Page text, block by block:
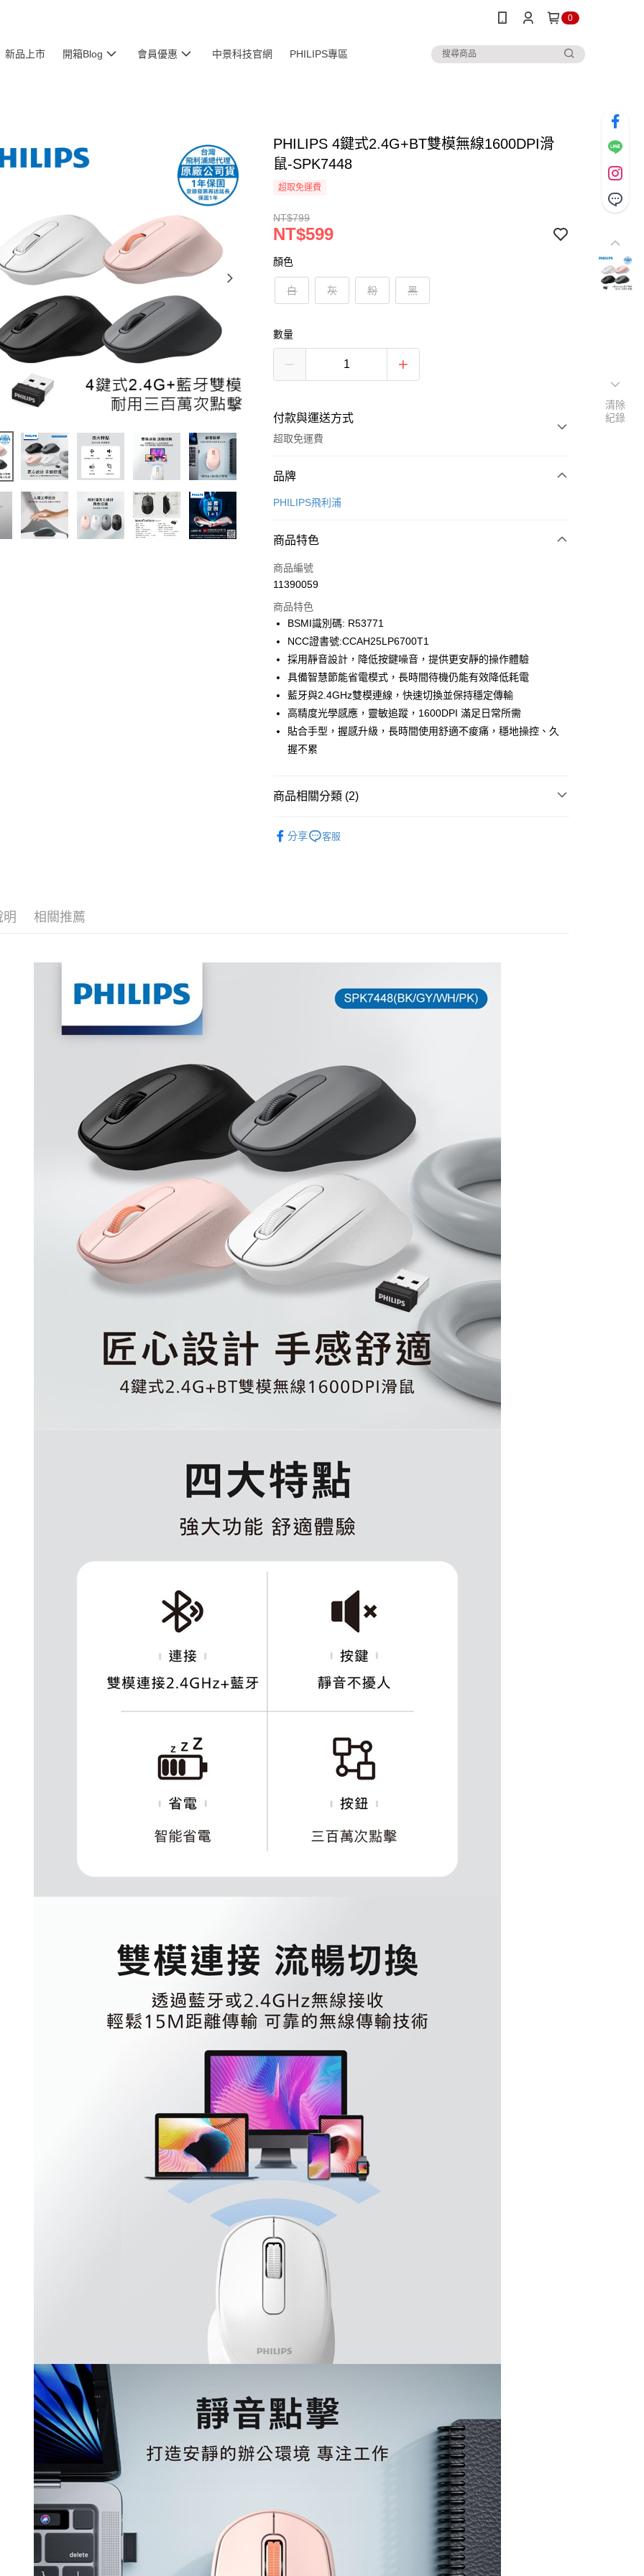
0
新品上市 開箱Blog 會員優惠 中景科技官網 PHILIPS專區
PHILIPS 4鍵式2.4G+BT雙模無線1600DPI滑
鼠-SPK7448
超取免運費
NT$799
NT$599
顏色
白 灰 粉 黑
數量
付款與運送方式
超取免運費
付款方式
信用卡一次付款
街口支付
悠遊付
ATM付款
運送方式
付款後全家取貨
免運費
付款後萊爾富取貨
付款後7-11取貨
宅配
品牌
PHILIPS飛利浦
商品特色
商品編號
11390059
商品特色
BSMI識別碼: R53771
NCC證書號:CCAH25LP6700T1
採用靜音設計，降低按鍵噪音，提供更安靜的操作體驗
具備智慧節能省電模式，長時間待機仍能有效降低耗電
藍牙與2.4GHz雙模連線，快速切換並保持穩定傳輸
高精度光學感應，靈敏追蹤，1600DPI 滿足日常所需
貼合手型，握感升級，長時間使用舒適不痠痛，穩地操控、久
握不累
商品相關分類 (2)
分享 客服
明 相關推薦
清除
紀錄